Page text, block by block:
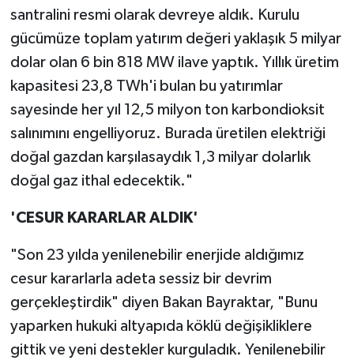
santralini resmi olarak devreye aldık. Kurulu
gücümüze toplam yatırım değeri yaklaşık 5 milyar
dolar olan 6 bin 818 MW ilave yaptık. Yıllık üretim
kapasitesi 23,8 TWh'i bulan bu yatırımlar
sayesinde her yıl 12,5 milyon ton karbondioksit
salınımını engelliyoruz. Burada üretilen elektriği
doğal gazdan karşılasaydık 1,3 milyar dolarlık
doğal gaz ithal edecektik."
'CESUR KARARLAR ALDIK'
"Son 23 yılda yenilenebilir enerjide aldığımız
cesur kararlarla adeta sessiz bir devrim
gerçekleştirdik" diyen Bakan Bayraktar, "Bunu
yaparken hukuki altyapıda köklü değişikliklere
gittik ve yeni destekler kurguladık. Yenilenebilir